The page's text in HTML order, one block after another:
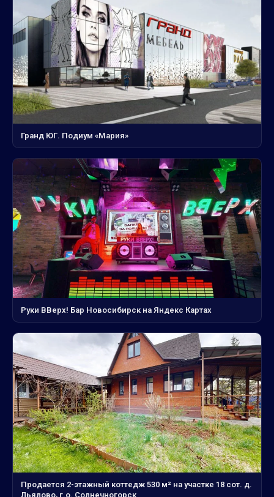
Гранд ЮГ. Подиум «Мария»
Руки ВВерх! Бар Новосибирск на Яндекс Картах
Продается 2-этажный коттедж 530 м² на участке 18 сот. д.
Льялово, г.о. Солнечногорск